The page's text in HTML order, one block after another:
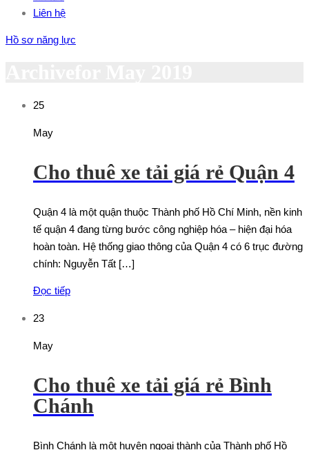
Liên hệ
Hồ sơ năng lực
25
May
Cho thuê xe tải giá rẻ Quận 4
Quận 4 là một quận thuộc Thành phố Hồ Chí Minh, nền kinh
tế quận 4 đang từng bước công nghiệp hóa – hiện đại hóa
hoàn toàn. Hệ thống giao thông của Quận 4 có 6 trục đường
chính: Nguyễn Tất […]
Đọc tiếp
23
May
Cho thuê xe tải giá rẻ Bình
Chánh
Bình Chánh là một huyện ngoại thành của Thành phố Hồ